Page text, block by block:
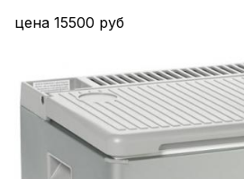
цена 15500 руб